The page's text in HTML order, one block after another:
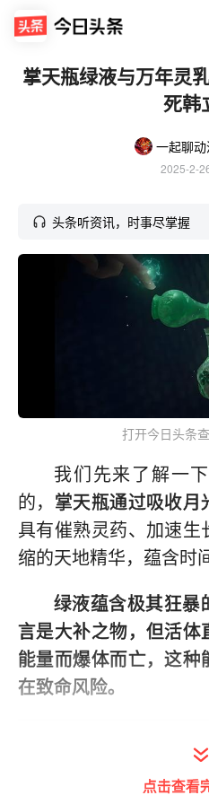
掌天瓶绿液与万年灵
死韩
一起聊动
2025-2-
头条听资讯，时事尽掌握
打开今日头条
我们先来了解一
的， 掌天瓶通过吸收月
具有催熟灵药、加速
缩的天地精华，蕴含时
绿液蕴含极其狂暴
言是大补之物，但活体
能量而爆体而亡，这
在致命风险。
点击查看